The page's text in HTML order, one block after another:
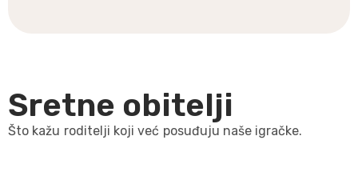
Sretne obitelji
Što kažu roditelji koji već posuđuju naše igračke.